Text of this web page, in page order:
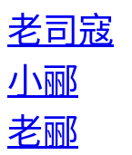
老司寇
小郦
老郦